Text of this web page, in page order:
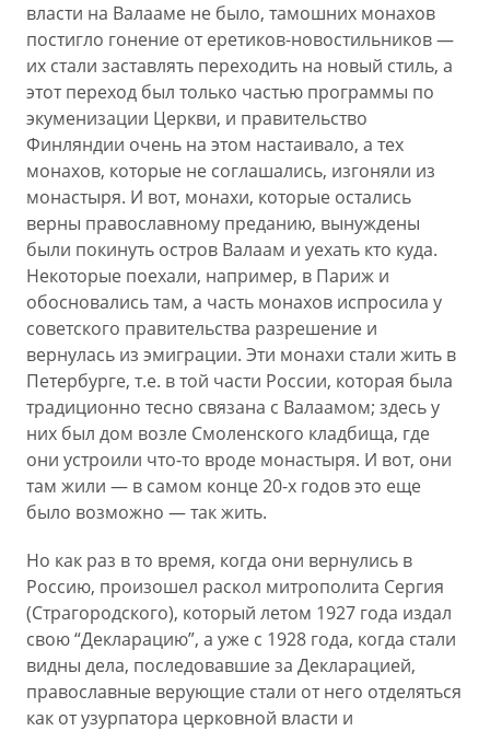
власти на Валааме не было, тамошних монахов
постигло гонение от еретиков-новостильников —
их стали заставлять переходить на новый стиль, а
этот переход был только частью программы по
экуменизации Церкви, и правительство
Финляндии очень на этом настаивало, а тех
монахов, которые не соглашались, изгоняли из
монастыря. И вот, монахи, которые остались
верны православному преданию, вынуждены
были покинуть остров Валаам и уехать кто куда.
Некоторые поехали, например, в Париж и
обосновались там, а часть монахов испросила у
советского правительства разрешение и
вернулась из эмиграции. Эти монахи стали жить в
Петербурге, т.е. в той части России, которая была
традиционно тесно связана с Валаамом; здесь у
них был дом возле Смоленского кладбища, где
они устроили что-то вроде монастыря. И вот, они
там жили — в самом конце 20-х годов это еще
было возможно — так жить.
Но как раз в то время, когда они вернулись в
Россию, произошел раскол митрополита Сергия
(Страгородского), который летом 1927 года издал
свою “Декларацию”, а уже с 1928 года, когда стали
видны дела, последовавшие за Декларацией,
православные верующие стали от него отделяться
как от узурпатора церковной власти и